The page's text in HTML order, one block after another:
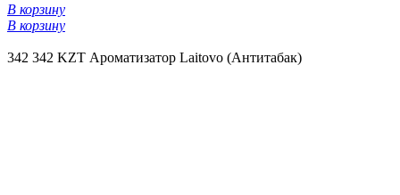
В корзину
В корзину
342 342 KZT Ароматизатор Laitovo (Антитабак)